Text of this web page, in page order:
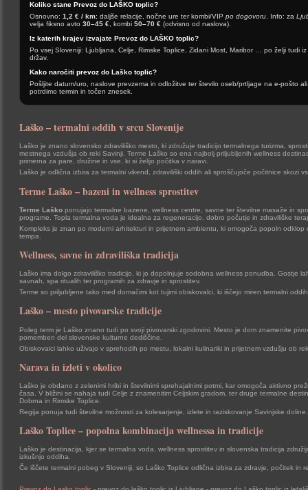
Koliko stane Prevoz do LAŠKO toplic?
Osnovno: 1,2 € / km; daljše relacije, nočne ure ter kombi/VIP po dogovoru . Info: za
velja fiksno avto 30–45 € , kombi 50–70 € (odvisno od naslova).
Iz katerih krajev izvajate Prevoz do LAŠKO toplic?
Po vsej Sloveniji: Ljubljana, Celje, Rimske Toplice, Zidani Most, Maribor … po želji tudi
držav.
Kako naročiti prevoz do Laško toplic?
Pošljite datum/uro, naslove prevzema in odložitve ter število oseb/prtljage na e-pošto
potrdimo termin in točen znesek.
Laško – termalni oddih v srcu Slovenije
Laško je znano slovensko zdraviliško mesto, ki združuje tradicijo termalnega turizma,
mestnega vzdušja ob reki Savinji. Terme Laško so ena najbolj priljubljenih wellness
primerna za pare, družine in vse, ki si želijo počitka v naravi.
Laško je odlična izbira za termalni vikend, zdraviliški oddih ali sproščujoče počitnice skozi
Terme Laško – bazeni in wellness sprostitev
Terme Laško ponujajo termalne bazene, wellness centre, savne ter številne masaže in
programe. Topla termalna voda je idealna za regeneracijo, dobro počutje in zdraviliške
Kompleks je znan po moderni arhitekturi in prijetnem ambientu, ki omogoča popoln odklop
tempa.
Wellness, savne in zdraviliška tradicija
Laško ima dolgo zdraviliško tradicijo, ki jo dopolnjuje sodobna wellness ponudba. Gostje
savnah, spa ritualih ter programih za zdravje in sprostitev.
Terme so priljubljene tako med domačimi kot tujimi obiskovalci, ki iščejo miren termalni
Laško – mesto pivovarske tradicije
Poleg term je Laško znano tudi po svoji pivovarski zgodovini. Mesto je dom znamenite
pomemben del slovenske kulturne dediščine.
Obiskovalci lahko uživajo v sprehodih po mestu, lokalni kulinariki in prijetnem vzdušju ob
Narava in izleti v okolico
Laško je obdano z zelenimi hribi in številnimi sprehajalnimi potmi, kar omogoča aktivno
časa. V bližini se nahaja tudi Celje z znamenitim Celjskim gradom, ter druge termalne
Dobrna in Rimske Toplice.
Regija ponuja tudi številne možnosti za kolesarjenje, izlete in raziskovanje Savinjske doline.
Laško Toplice – popolna kombinacija wellnessa in tradicije
Laško je destinacija, kjer se termalna voda, wellness sprostitev in slovenska tradicija
izkušnjo oddiha.
Če iščete termalni pobeg v Sloveniji, so Laško Toplice odlična izbira za zdravje, počitek in